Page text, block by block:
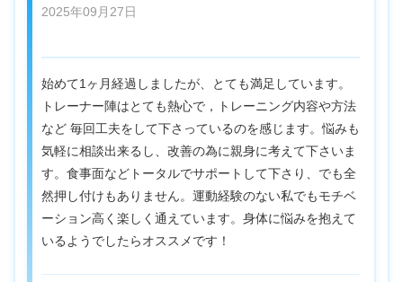
2025年09月27日
始めて1ヶ月経過しましたが、とても満足しています。
トレーナー陣はとても熱心で，トレーニング内容や方法
など 毎回工夫をして下さっているのを感じます。悩みも
気軽に相談出来るし、改善の為に親身に考えて下さいま
す。食事面などトータルでサポートして下さり、でも全
然押し付けもありません。運動経験のない私でもモチベ
ーション高く楽しく通えています。身体に悩みを抱えて
いるようでしたらオススメです！